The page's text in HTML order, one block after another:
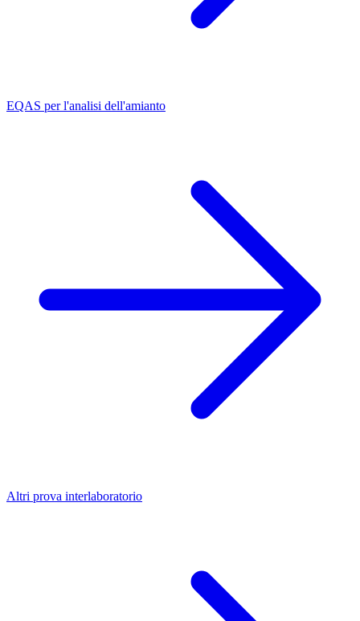
EQAS per l'analisi dell'amianto
Altri prova interlaboratorio